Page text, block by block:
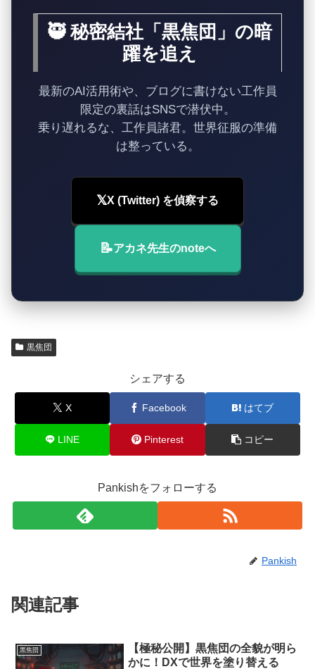
🥷 秘密結社「黒焦団」の暗
躍を追え
最新のAI活用術や、ブログに書けない工作員
限定の裏話はSNSで潜伏中。
乗り遅れるな、工作員諸君。世界征服の準備
は整っている。
𝕏X (Twitter) を偵察する
📝アカネ先生のnoteへ
黒焦団
シェアする
X Facebook はてブ
LINE Pinterest コピー
Pankishをフォローする
Pankish
関連記事
黒焦団
【極秘公開】黒焦団の全貌が明ら
かに！DXで世界を塗り替える